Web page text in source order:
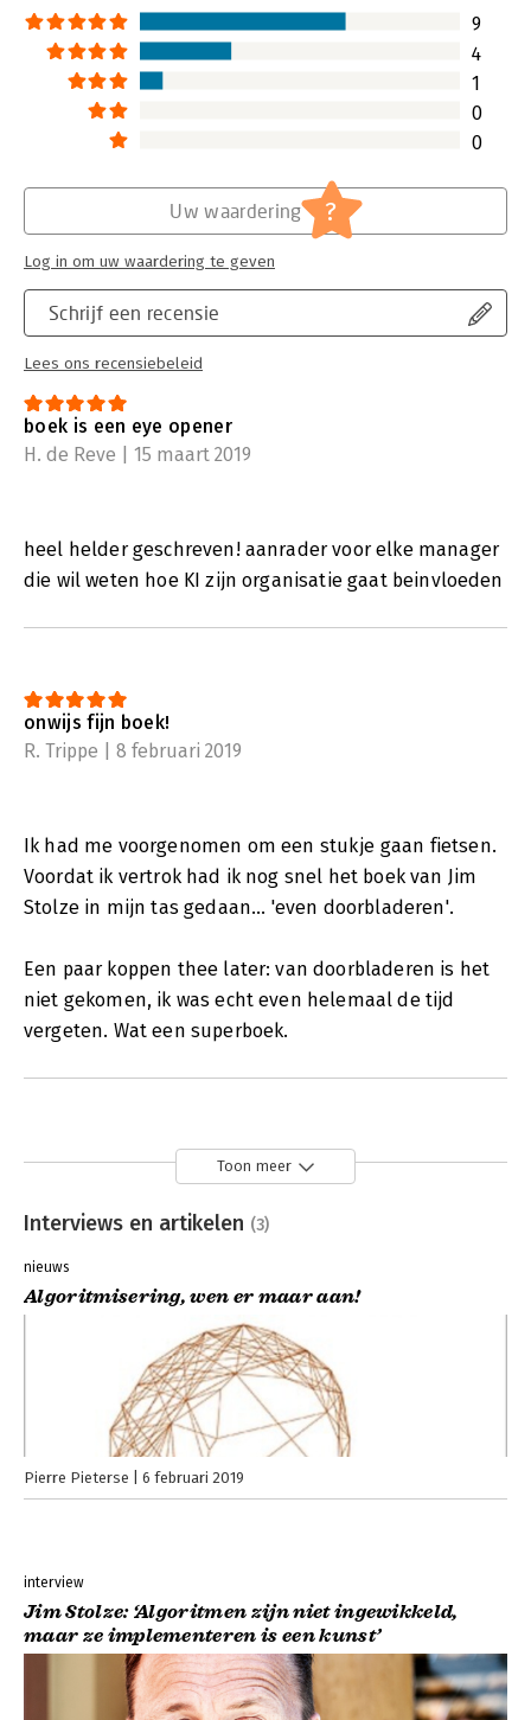
9
4
1
0
0
Schrijf een recensie
Lees ons recensiebeleid
Uw waardering ?
Log in om uw waardering te geven
boek is een eye opener
H. de Reve | 15 maart 2019
heel helder geschreven! aanrader voor elke manager
die wil weten hoe KI zijn organisatie gaat beinvloeden
onwijs fijn boek!
R. Trippe | 8 februari 2019
Ik had me voorgenomen om een stukje gaan fietsen.
Voordat ik vertrok had ik nog snel het boek van Jim
Stolze in mijn tas gedaan... 'even doorbladeren'.
Een paar koppen thee later: van doorbladeren is het
niet gekomen, ik was echt even helemaal de tijd
vergeten. Wat een superboek.
Toon meer
Interviews en artikelen (3)
nieuws
Algoritmisering, wen er maar aan!
Pierre Pieterse 6 februari 2019
interview
Jim Stolze: ‘Algoritmen zijn niet ingewikkeld,
maar ze implementeren is een kunst’